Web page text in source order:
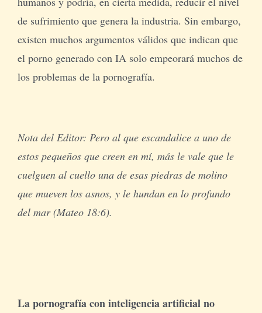
de sufrimiento que genera la industria. Sin embargo,
existen muchos argumentos válidos que indican que
el porno generado con IA solo empeorará muchos de
los problemas de la pornografía.
Nota del Editor: Pero al que escandalice a uno de
estos pequeños que creen en mí, más le vale que le
cuelguen al cuello una de esas piedras de molino
que mueven los asnos, y le hundan en lo profundo
del mar (Mateo 18:6).
La pornografía con inteligencia artificial no